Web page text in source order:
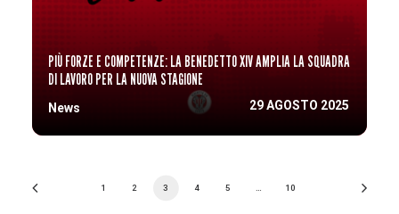
29 AGOSTO 2025
PIÙ FORZE E COMPETENZE: LA BENEDETTO XIV AMPLIA LA SQUADRA
DI LAVORO PER LA NUOVA STAGIONE
News
1 2 3 4 5 10